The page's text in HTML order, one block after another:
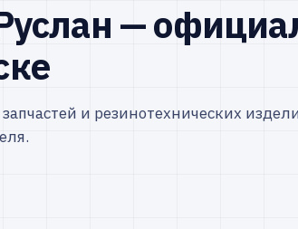
—
и резинотехнических